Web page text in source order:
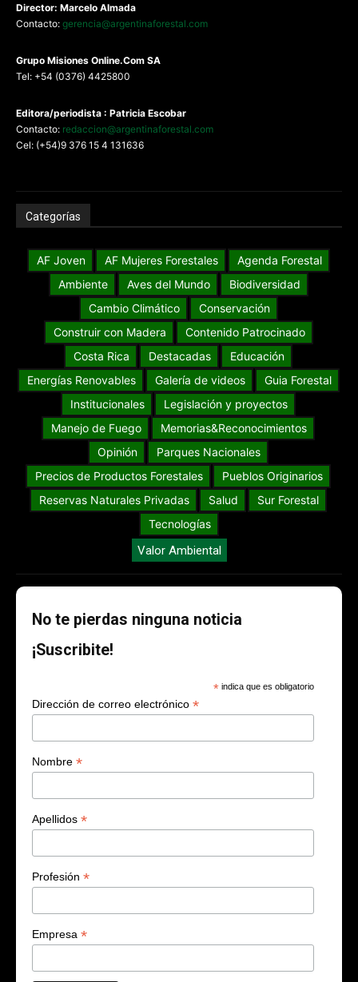
Director: Marcelo Almada
Contacto: gerencia@argentinaforestal.com
Grupo Misiones Online.Com SA
Tel: +54 (0376) 4425800
Editora/periodista : Patricia Escobar
Contacto: redaccion@argentinaforestal.com
Cel: (+54)9 376 15 4 131636
Categorías
AF Joven AF Mujeres Forestales
Agenda Forestal
Ambiente
Aves del Mundo
Biodiversidad
Cambio Climático
Conservación
Construir con Madera
Contenido Patrocinado
Costa Rica
Destacadas
Educación
Energías Renovables
Galería de videos
Guia Forestal
Institucionales
Legislación y proyectos
Manejo de Fuego
Memorias&Reconocimientos
Opinión
Parques Nacionales
Precios de Productos Forestales
Pueblos Originarios
Reservas Naturales Privadas
Salud
Sur Forestal
Tecnologías
Valor Ambiental
No te pierdas ninguna noticia
¡Suscribite!
* indica que es obligatorio
Dirección de correo electrónico *
Nombre *
Apellidos *
Profesión *
Empresa *